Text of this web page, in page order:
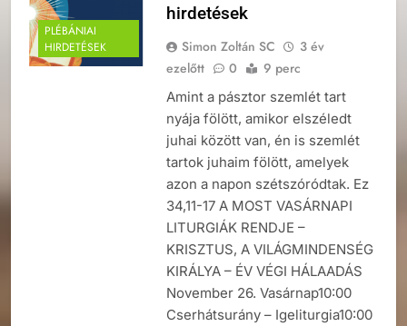
PLÉBÁNIAI
HIRDETÉSEK
hirdetések
Simon Zoltán SC
3 év
ezelőtt
0 9 perc
Amint a pásztor szemlét tart
nyája fölött, amikor elszéledt
juhai között van, én is szemlét
tartok juhaim fölött, amelyek
azon a napon szétszóródtak. Ez
34,11-17 A MOST VASÁRNAPI
LITURGIÁK RENDJE –
KRISZTUS, A VILÁGMINDENSÉG
KIRÁLYA – ÉV VÉGI HÁLAADÁS
November 26. Vasárnap10:00
Cserhátsurány – Igeliturgia10:00